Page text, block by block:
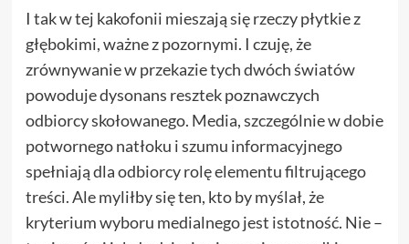
I tak w tej kakofonii mieszają się rzeczy płytkie z
głębokimi, ważne z pozornymi. I czuję, że
zrównywanie w przekazie tych dwóch światów
powoduje dysonans resztek poznawczych
odbiorcy skołowanego. Media, szczególnie w dobie
potwornego natłoku i szumu informacyjnego
spełniają dla odbiorcy rolę elementu filtrującego
treści. Ale myliłby się ten, kto by myślał, że
kryterium wyboru medialnego jest istotność. Nie –